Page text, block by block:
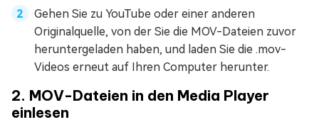
Gehen Sie zu YouTube oder einer anderen
Originalquelle, von der Sie die MOV-Dateien zuvor
heruntergeladen haben, und laden Sie die .mov-
Videos erneut auf Ihren Computer herunter.
2. MOV-Dateien in den Media Player
einlesen